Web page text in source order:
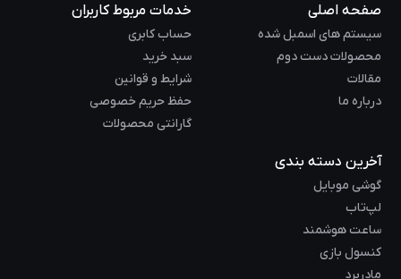
صفحه اصلی
سیستم های اسمبل شده
محصولات دست دوم
مقالات
درباره ما
خدمات مربوط کاربران
حساب کابری
سبد خرید
شرایط و قوانین
حفظ حریم خصوصی
گارانتی محصولات
آخرین دسته بندی
گوشی موبایل
لپ‌تاب
ساعت هوشمند
کنسول بازی
مادربرد